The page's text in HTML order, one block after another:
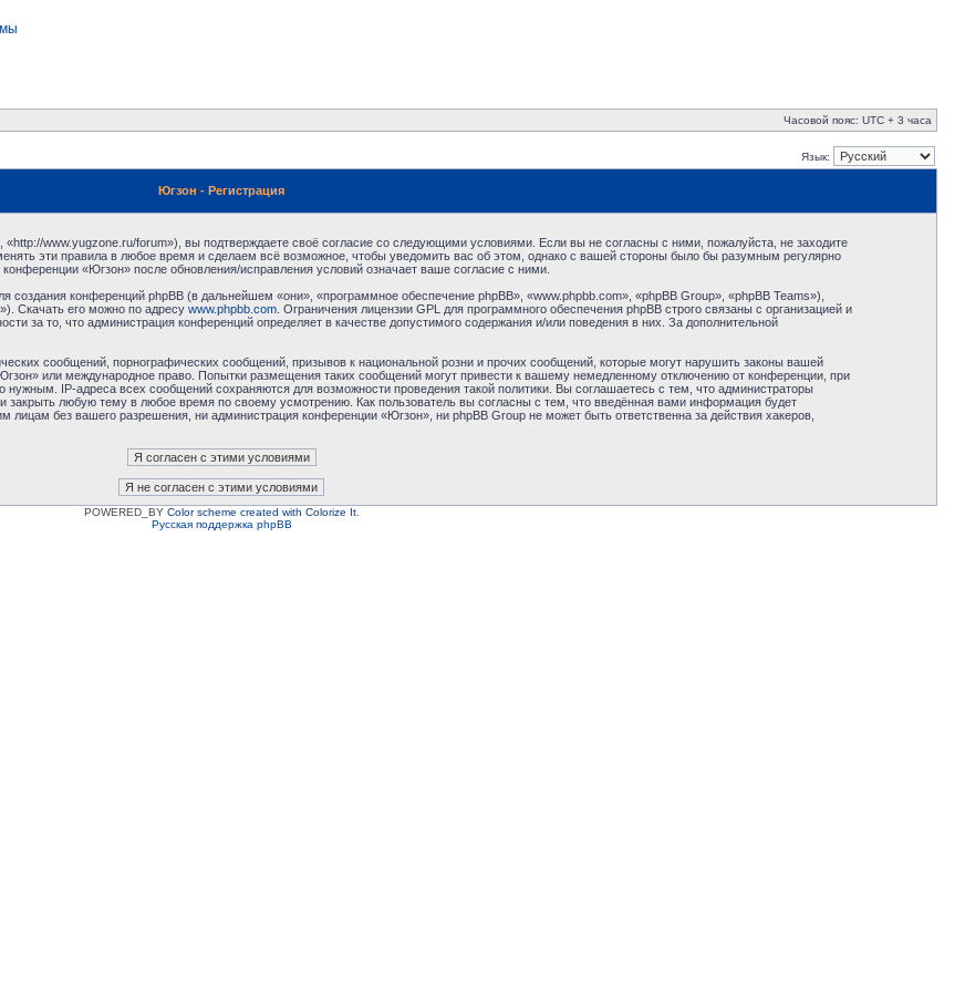
Часовой пояс: UTC + 3 часа
Язык:
Югзон - Регистрация
www.yugzone.ru/forum»), вы подтверждаете своё согласие со следующими условиями. Если вы не согласны с ними, пожалуйста, не заходите
эти правила в любое время и сделаем всё возможное, чтобы уведомить вас об этом, однако с вашей стороны было бы разумным регулярно
«Югзон» после обновления/исправления условий означает ваше согласие с ними.
конференций phpBB (в дальнейшем «они», «программное обеспечение phpBB», «www.phpbb.com», «phpBB Group», «phpBB Teams»),
Скачать его можно по адресу www.phpbb.com. Ограничения лицензии GPL для программного обеспечения phpBB строго связаны с организацией и
за то, что администрация конференций определяет в качестве допустимого содержания и/или поведения в них. За дополнительной
сообщений, порнографических сообщений, призывов к национальной розни и прочих сообщений, которые могут нарушить законы вашей
или международное право. Попытки размещения таких сообщений могут привести к вашему немедленному отключению от конференции, при
IP-адреса всех сообщений сохраняются для возможности проведения такой политики. Вы соглашаетесь с тем, что администраторы
закрыть любую тему в любое время по своему усмотрению. Как пользователь вы согласны с тем, что введённая вами информация будет
лицам без вашего разрешения, ни администрация конференции «Югзон», ни phpBB Group не может быть ответственна за действия хакеров,
POWERED_BY Color scheme created with Colorize It.
Русская поддержка phpBB